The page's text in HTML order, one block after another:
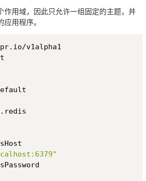
作用域，因此只允许一组固定的主题，并
用程序。